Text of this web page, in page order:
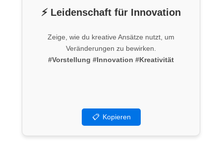
⚡ Leidenschaft für Innovation
Zeige, wie du kreative Ansätze nutzt, um
Veränderungen zu bewirken.
#Vorstellung #Innovation #Kreativität
📋 Kopieren